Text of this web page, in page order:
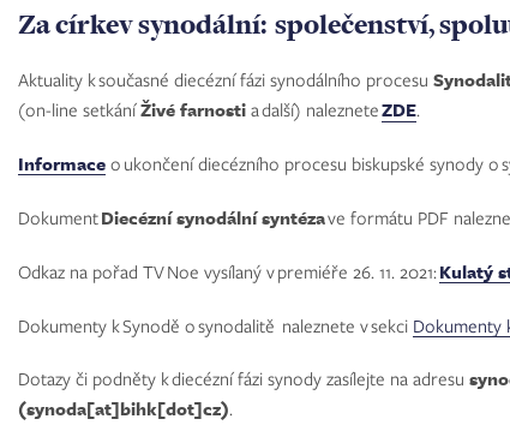
KURZ
EVANGELIZAČNÍ
AKTIVITY
SPOLEČENSTVÍ
FARNOSTECH
DOKUMENTY
ODKAZY
DOBROVOLNÍK
Za církev synodální: společenství,
Aktuality k současné diecézní fázi synodálního procesu
(on-line setkáníŽivé farnosti a další) nalezneteZDE.
Informace o ukončení diecézního procesu biskupské synody o
DokumentDiecézní synodální syntézave formátu PDF
Odkaz na pořad TV Noe vysílaný v premiéře 26. 11. 2021:Kulatý
Dokumenty k Synodě o synodalitě naleznete v sekci Dokumenty
Dotazy či podněty k diecézní fázi synody zasílejte na adresu
(synoda[at]bihk[dot]cz).